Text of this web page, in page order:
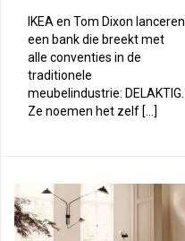
IKEA en Tom Dixon lanceren
een bank die breekt met
alle conventies in de
traditionele
meubelindustrie: DELAKTIG.
Ze noemen het zelf […]